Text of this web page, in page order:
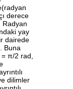
derece
Radyan
yay
dairede
Buna
π/2 rad,
dilimler